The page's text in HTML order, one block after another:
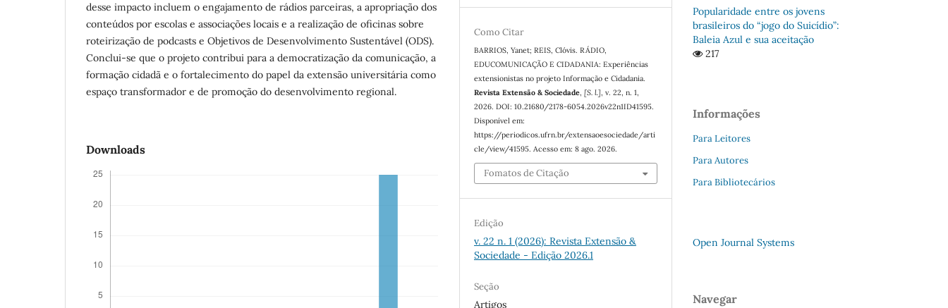
desse impacto incluem o engajamento de rádios parceiras, a apropriação dos
conteúdos por escolas e associações locais e a realização de oficinas sobre
roteirização de podcasts e Objetivos de Desenvolvimento Sustentável (ODS).
Conclui-se que o projeto contribui para a democratização da comunicação, a
formação cidadã e o fortalecimento do papel da extensão universitária como
espaço transformador e de promoção do desenvolvimento regional.
Downloads
Como Citar
BARRIOS, Yanet; REIS, Clóvis. RÁDIO,
EDUCOMUNICAÇÃO E CIDADANIA: Experiências
extensionistas no projeto Informação e Cidadania.
Revista Extensão & Sociedade ,[S. l.] , v. 22, n. 1,
2026. DOI: 10.21680/2178-6054.2026v22n1ID41595.
Disponível em:
https://periodicos.ufrn.br/extensaoesociedade/arti
cle/view/41595. Acesso em: 8 ago. 2026.
Fomatos de Citação
Edição
v. 22 n. 1 (2026): Revista Extensão &
Sociedade - Edição 2026.1
Seção
Artigos
Popularidade entre os jovens
brasileiros do “jogo do Suicídio”:
Baleia Azul e sua aceitação
217
Informações
Para Leitores
Para Autores
Para Bibliotecários
Open Journal Systems
Navegar